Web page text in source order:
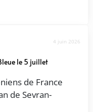
4 juin 2026
le 5 juillet
de France
de Sevran-